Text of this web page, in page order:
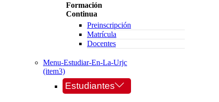
Formación
Continua
Preinscripción
Matrícula
Docentes
Menu-Estudiar-En-La-Urjc
(item3)
Estudiantes